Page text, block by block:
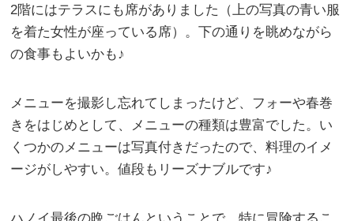
2階にはテラスにも席がありました（上の写真の青い服
を着た女性が座っている席）。下の通りを眺めながら
の食事もよいかも♪
メニューを撮影し忘れてしまったけど、フォーや春巻
きをはじめとして、メニューの種類は豊富でした。い
くつかのメニューは写真付きだったので、料理のイメ
ージがしやすい。値段もリーズナブルです♪